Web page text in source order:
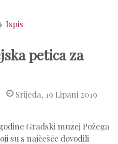
Ispis
petica za
Srijeda, 19 Lipanj 2019
Gradski muzej Požega
su s najčešće dovodili